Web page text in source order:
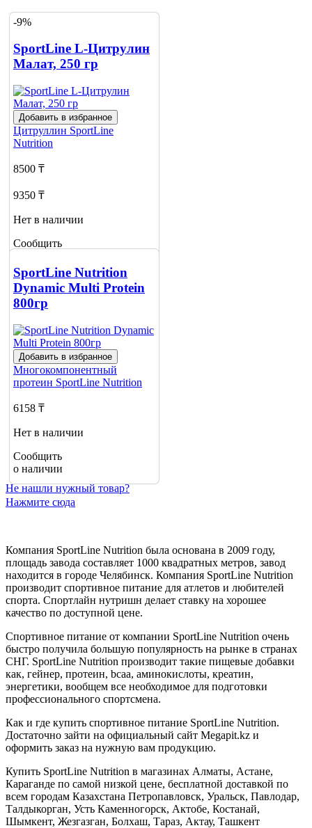
-9%
SportLine L-Цитрулин
Малат, 250 гр
Добавить в избранное
Цитруллин SportLine
Nutrition
8500 ₸
9350 ₸
Нет в наличии
Сообщить
SportLine Nutrition
Dynamic Multi Protein
800гр
Добавить в избранное
Многокомпонентный
протеин SportLine Nutrition
6158 ₸
Нет в наличии
Сообщить
о наличии
Не нашли нужный товар?
Нажмите сюда
Компания SportLine Nutrition была основана в 2009 году,
площадь завода составляет 1000 квадратных метров, завод
находится в городе Челябинск. Компания SportLine Nutrition
производит спортивное питание для атлетов и любителей
спорта. Спортлайн нутришн делает ставку на хорошее
качество по доступной цене.
Спортивное питание от компании SportLine Nutrition очень
быстро получила большую популярность на рынке в странах
СНГ. SportLine Nutrition производит такие пищевые добавки
как, гейнер, протеин, bcaa, аминокислоты, креатин,
энергетики, вообщем все необходимое для подготовки
профессионального спортсмена.
Как и где купить спортивное питание SportLine Nutrition.
Достаточно зайти на официальный сайт Megapit.kz и
оформить заказ на нужную вам продукцию.
Купить SportLine Nutrition в магазинах Алматы, Астане,
Караганде по самой низкой цене, бесплатной доставкой по
всем городам Казахстана Петропавловск, Уральск, Павлодар,
Талдыкорган, Усть Каменногорск, Актобе, Костанай,
Шымкент, Жезгазган, Болхаш, Тараз, Актау, Ташкент